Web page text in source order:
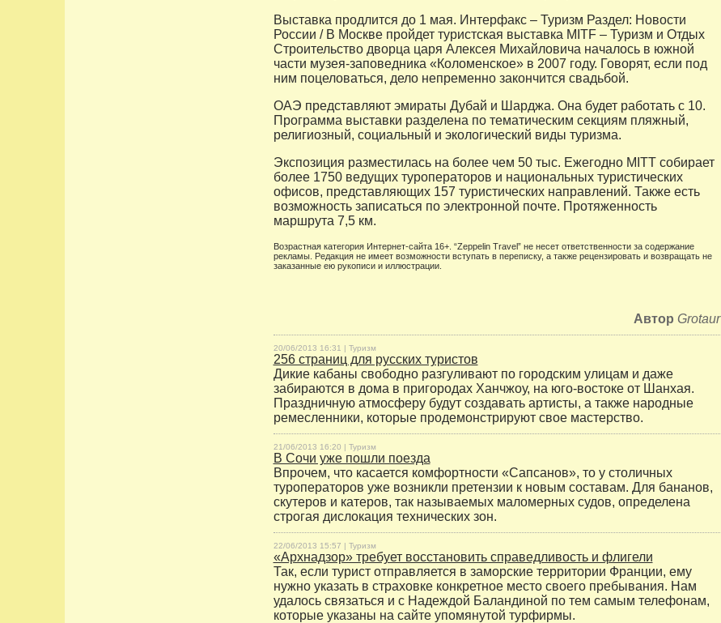
Выставка продлится до 1 мая. Интерфакс – Туризм Раздел: Новости
России / В Москве пройдет туристская выставка MITF – Туризм и Отдых
Строительство дворца царя Алексея Михайловича началось в южной
части музея-заповедника «Коломенское» в 2007 году. Говорят, если под
ним поцеловаться, дело непременно закончится свадьбой.
ОАЭ представляют эмираты Дубай и Шарджа. Она будет работать с 10.
Программа выставки разделена по тематическим секциям пляжный,
религиозный, социальный и экологический виды туризма.
Экспозиция разместилась на более чем 50 тыс. Ежегодно MITT собирает
более 1750 ведущих туроператоров и национальных туристических
офисов, представляющих 157 туристических направлений. Также есть
возможность записаться по электронной почте. Протяженность
маршрута 7,5 км.
Возрастная категория Интернет-сайта 16+. “Zeppelin Travel” не несет ответственности за содержание
рекламы. Редакция не имеет возможности вступать в переписку, а также рецензировать и возвращать не
заказанные ею рукописи и иллюстрации.
Автор Grotaur
20/06/2013 16:31 | Туризм
256 страниц для русских туристов
Дикие кабаны свободно разгуливают по городским улицам и даже
забираются в дома в пригородах Ханчжоу, на юго-востоке от Шанхая.
Праздничную атмосферу будут создавать артисты, а также народные
ремесленники, которые продемонстрируют свое мастерство.
21/06/2013 16:20 | Туризм
В Сочи уже пошли поезда
Впрочем, что касается комфортности «Сапсанов», то у столичных
туроператоров уже возникли претензии к новым составам. Для бананов,
скутеров и катеров, так называемых маломерных судов, определена
строгая дислокация технических зон.
22/06/2013 15:57 | Туризм
«Архнадзор» требует восстановить справедливость и флигели
Так, если турист отправляется в заморские территории Франции, ему
нужно указать в страховке конкретное место своего пребывания. Нам
удалось связаться и с Надеждой Баландиной по тем самым телефонам,
которые указаны на сайте упомянутой турфирмы.